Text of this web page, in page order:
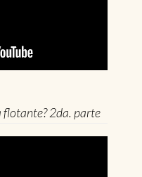
flotante? 2da. parte